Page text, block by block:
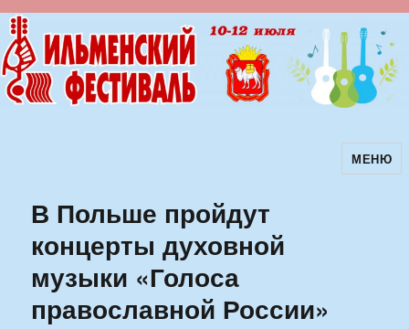
Ильменский фестиваль авторскойМЕНЮ
В Польше пройдут
концерты духовной
музыки «Голоса
православной России»